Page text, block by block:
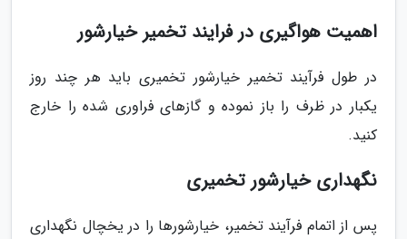
اهمیت هواگیری در فرایند تخمیر خیارشور
در طول فرآیند تخمیر خیارشور تخمیری باید هر چند روز
یکبار در ظرف را باز نموده و گازهای فراوری شده را خارج
کنید.
نگهداری خیارشور تخمیری
پس از اتمام فرآیند تخمیر، خیارشورها را در یخچال نگهداری